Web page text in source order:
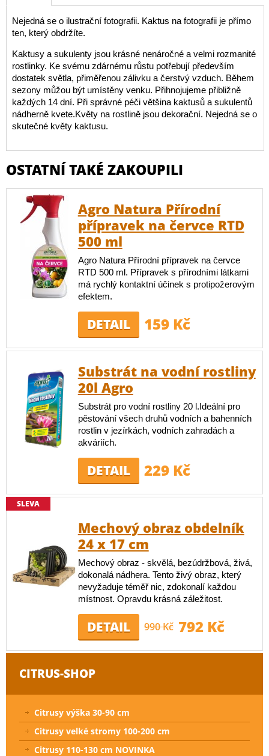
Nejedná se o ilustrační fotografii. Kaktus na fotografii je přímo
ten, který obdržíte.
Kaktusy a sukulenty jsou krásné nenáročné a velmi rozmanité
rostlinky. Ke svému zdárnému růstu potřebují především
dostatek světla, přiměřenou zálivku a čerstvý vzduch. Během
sezony můžou být umístěny venku. Přihnojujeme přibližně
každých 14 dní. Při správné péči většina kaktusů a sukulentů
nádherně kvete.Květy na rostlině jsou dekorační. Nejedná se o
skutečné květy kaktusu.
OSTATNÍ TAKÉ ZAKOUPILI
Agro Natura Přírodní
přípravek na červce RTD
500 ml
Agro Natura Přírodní přípravek na červce
RTD 500 ml. Přípravek s přírodními látkami
má rychlý kontaktní účinek s protipožerovým
efektem.
DETAIL 159 Kč
Substrát na vodní rostliny
20l Agro
Substrát pro vodní rostliny 20 l.Ideální pro
pěstování všech druhů vodních a bahenních
rostlin v jezírkách, vodních zahradách a
akváriích.
DETAIL 229 Kč
SLEVA
Mechový obraz obdelník
24 x 17 cm
Mechový obraz - skvělá, bezúdržbová, živá,
dokonalá nádhera. Tento živý obraz, který
nevyžaduje téměř nic, zdokonalí každou
místnost. Opravdu krásná záležitost.
DETAIL 990 Kč 792 Kč
CITRUS-SHOP
Citrusy výška 30-90 cm
Citrusy velké stromy 100-200 cm
Citrusy 110-130 cm NOVINKA